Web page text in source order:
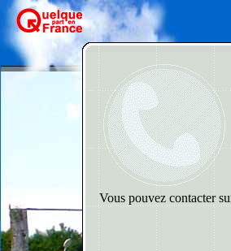
Vous pouvez contacter